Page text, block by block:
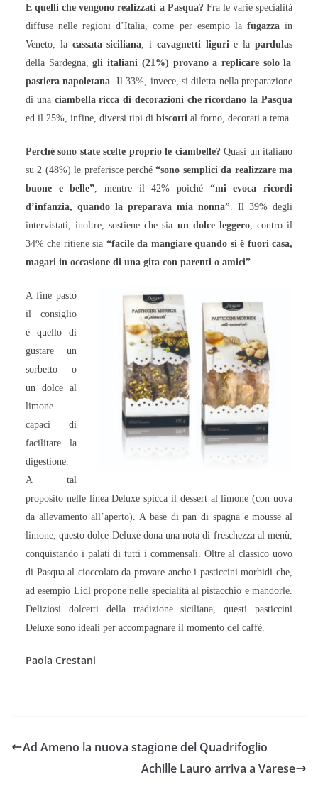
E quelli che vengono realizzati a Pasqua? Fra le varie specialità
diffuse nelle regioni d’Italia, come per esempio la fugazzain
Veneto, la cassata siciliana, i cavagnetti ligurie lapardulas
della Sardegna,gli italiani (21%) provano a replicare solo la
pastiera napoletana. Il 33%, invece, si diletta nella preparazione
di una ciambella ricca di decorazioni che ricordano la Pasqua
ed il 25%, infine, diversi tipi di biscotti al forno, decorati a tema.
Perché sono state scelte proprio le ciambelle? Quasi un italiano
su 2 (48%) le preferisce perché“sono semplici da realizzare ma
buone e belle”, mentre il 42% poiché “mi evoca ricordi
d’infanzia, quando la preparava mia nonna”. Il 39% degli
intervistati, inoltre, sostiene che sia un dolce leggero, contro il
34% che ritiene sia “facile da mangiare quando si è fuori casa,
magari in occasione di una gita con parenti o amici”.
A fine pasto
il consiglio
è quello di
gustare un
sorbetto o
un dolce al
limone
capaci di
facilitare la
digestione.
A tal
proposito nelle linea Deluxe spicca il dessert al limone (con uova
da allevamento all’aperto). A base di pan di spagna e mousse al
limone, questo dolce Deluxe dona una nota di freschezza al menù,
conquistando i palati di tutti i commensali. Oltre al classico uovo
di Pasqua al cioccolato da provare anche i pasticcini morbidi che,
ad esempio Lidl propone nelle specialità al pistacchio e mandorle.
Deliziosi dolcetti della tradizione siciliana, questi pasticcini
Deluxe sono ideali per accompagnare il momento del caffè.
Paola Crestani
Ad Ameno la nuova stagione del Quadrifoglio
Achille Lauro arriva a Varese